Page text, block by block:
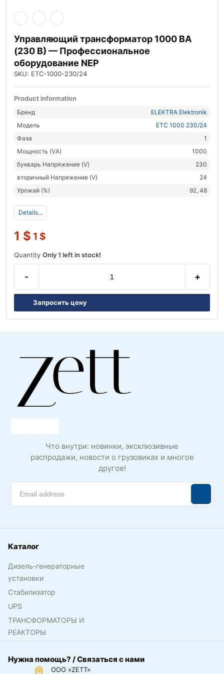
Управляющий трансформатор 1000 ВА
(230 В) — Профессиональное
оборудование NEP
SKU: ETC-1000-230/24
Product information
Бренд
ELEKTRA Elektronik
Модель
ETC 1000 230/24
Фаза
1
Мощность (VА)
1000
букварь Напряжение (V)
230
вторичный Напряжение (V)
24
Урожай (%)
92, 48
Details...
1 $ 1 $
Quantity Only 1 left in stock!
- +
Запросить цену
Что внутри: новинки, эксклюзивные
распродажи, новости о грузовиках и многое
другое!
Каталог
Дизель-генераторные
установки
Стабилизатор
UPS
ТРАНСФОРМАТОРЫ И
РЕАКТОРЫ
Нужна помощь? / Связаться с нами
ООО «ZETT»